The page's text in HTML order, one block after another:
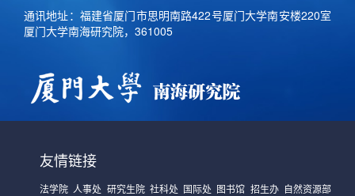
通讯地址：福建省厦门市思明南路422号厦门大学南安楼220室
厦门大学南海研究院，361005
友情链接
法学院 人事处 研究生院 社科处 国际处 图书馆 招生办 自然资源部